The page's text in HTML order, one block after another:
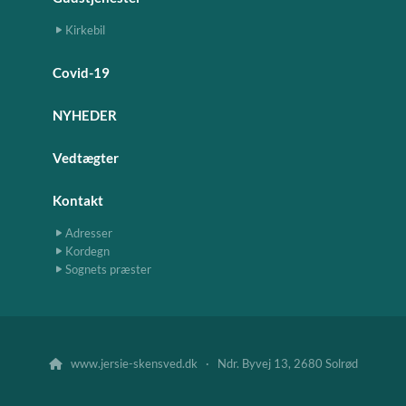
Kirkebil
Covid-19
NYHEDER
Vedtægter
Kontakt
Adresser
Kordegn
Sognets præster
www.jersie-skensved.dk · Ndr. Byvej 13, 2680 Solrød